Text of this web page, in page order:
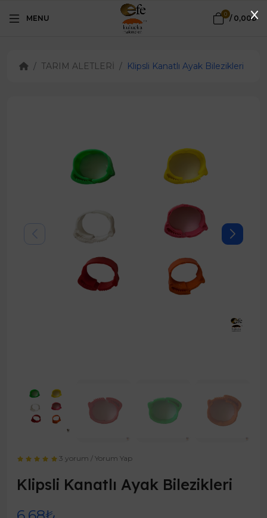
MENU 0 / 0,00₺
TARIM ALETLERİ Klipsli Kanatlı Ayak Bilezikleri
3 yorum /Yorum Yap
Klipsli Kanatlı Ayak Bilezikleri